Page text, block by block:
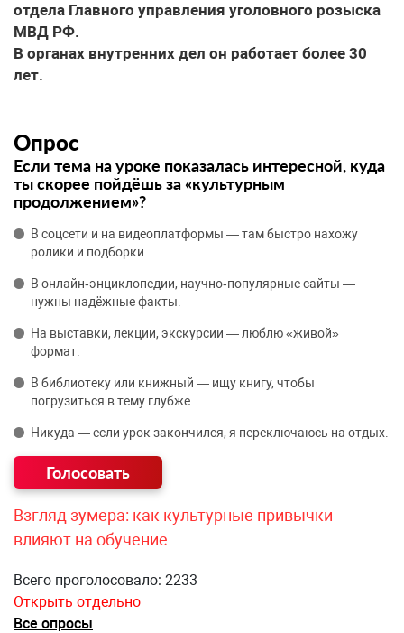
отдела Главного управления уголовного розыска
МВД РФ.
В органах внутренних дел он работает более 30
лет.
Опрос
Если тема на уроке показалась интересной, куда
ты скорее пойдёшь за «культурным
продолжением»?
В соцсети и на видеоплатформы — там быстро нахожу
ролики и подборки.
В онлайн‑энциклопедии, научно‑популярные сайты —
нужны надёжные факты.
На выставки, лекции, экскурсии — люблю «живой»
формат.
В библиотеку или книжный — ищу книгу, чтобы
погрузиться в тему глубже.
Никуда — если урок закончился, я переключаюсь на отдых.
Взгляд зумера: как культурные привычки
влияют на обучение
Всего проголосовало: 2233
Открыть отдельно
Все опросы